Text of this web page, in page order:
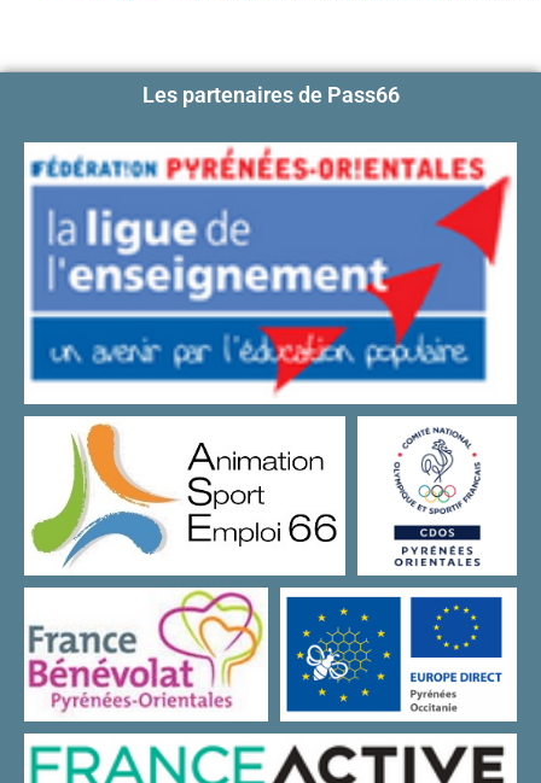
Les partenaires de Pass66